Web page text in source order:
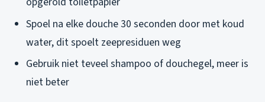
Spoel na elke douche 30 seconden door met koud
water, dit spoelt zeepresiduen weg
Gebruik niet teveel shampoo of douchegel, meer is
niet beter